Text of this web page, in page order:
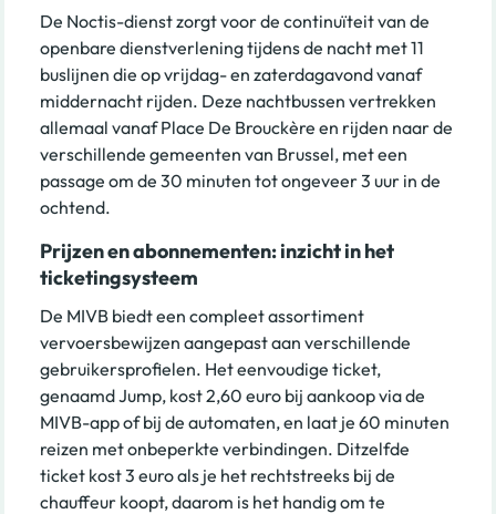
De Noctis-dienst zorgt voor de continuïteit van de
openbare dienstverlening tijdens de nacht met 11
buslijnen die op vrijdag- en zaterdagavond vanaf
middernacht rijden. Deze nachtbussen vertrekken
allemaal vanaf Place De Brouckère en rijden naar de
verschillende gemeenten van Brussel, met een
passage om de 30 minuten tot ongeveer 3 uur in de
ochtend.
Prijzen en abonnementen: inzicht in het
ticketingsysteem
De MIVB biedt een compleet assortiment
vervoersbewijzen aangepast aan verschillende
gebruikersprofielen. Het eenvoudige ticket,
genaamd Jump, kost 2,60 euro bij aankoop via de
MIVB-app of bij de automaten, en laat je 60 minuten
reizen met onbeperkte verbindingen. Ditzelfde
ticket kost 3 euro als je het rechtstreeks bij de
chauffeur koopt, daarom is het handig om te